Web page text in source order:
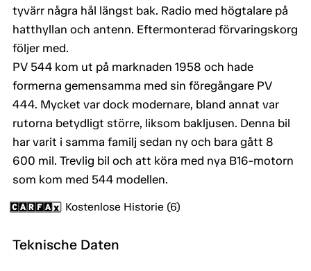
tyvärr några hål längst bak. Radio med högtalare på
hatthyllan och antenn. Eftermonterad förvaringskorg
följer med.
PV 544 kom ut på marknaden 1958 och hade
formerna gemensamma med sin föregångare PV
444. Mycket var dock modernare, bland annat var
rutorna betydligt större, liksom bakljusen. Denna bil
har varit i samma familj sedan ny och bara gått 8
600 mil. Trevlig bil och att köra med nya B16-motorn
som kom med 544 modellen.
Kostenlose Historie (6)
Teknische Daten